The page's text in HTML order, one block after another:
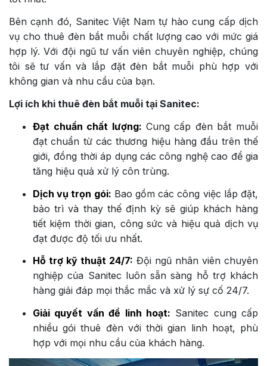
Bên cạnh đó, Sanitec Việt Nam tự hào cung cấp dịch
vụ cho thuê đèn bắt muỗi chất lượng cao với mức giá
hợp lý. Với đội ngũ tư vấn viên chuyên nghiệp, chúng
tôi sẽ tư vấn và lắp đặt đèn bắt muỗi phù hợp với
không gian và nhu cầu của bạn.
Lợi ích khi thuê đèn bắt muỗi tại Sanitec:
Đạt chuẩn chất lượng: Cung cấp đèn bắt muỗi
đạt chuẩn từ các thương hiệu hàng đầu trên thế
giới, đồng thời áp dụng các công nghệ cao để gia
tăng hiệu quả xử lý côn trùng.
Dịch vụ trọn gói: Bao gồm các công việc lắp đặt,
bảo trì và thay thế định kỳ sẽ giúp khách hàng
tiết kiệm thời gian, công sức và hiệu quả dịch vụ
đạt được độ tối ưu nhất.
Hỗ trợ kỹ thuật 24/7: Đội ngũ nhân viên chuyên
nghiệp của Sanitec luôn sẵn sàng hỗ trợ khách
hàng giải đáp mọi thắc mắc và xử lý sự cố 24/7.
Giải quyết vấn đề linh hoạt: Sanitec cung cấp
nhiều gói thuê đèn với thời gian linh hoạt, phù
hợp với mọi nhu cầu của khách hàng.